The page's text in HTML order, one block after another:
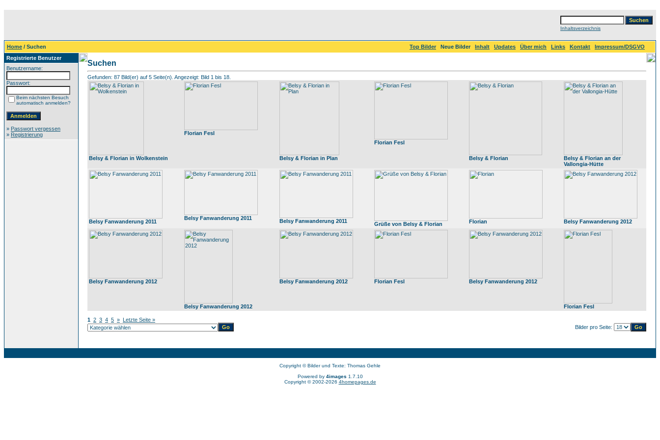
Inhaltsverzeichnis
Home / Suchen Top Bilder Neue Bilder Inhalt Updates Über mich Links Kontakt
Impressum/DSGVO
Registrierte Benutzer
Benutzername:
Passwort:
Beim nächsten Besuch
automatisch anmelden?
» Passwort vergessen
» Registrierung
Suchen
Gefunden: 87 Bild(er) auf 5 Seite(n). Angezeigt: Bild 1 bis 18.
Belsy & Florian in Wolkenstein
Florian Fesl
Belsy & Florian in Plan
Florian Fesl
Belsy & Florian
Belsy & Florian an der
Vallongia-Hütte
Belsy Fanwanderung 2011
Belsy Fanwanderung 2011 Belsy Fanwanderung 2011 Grüße von Belsy & Florian Florian Belsy Fanwanderung 2012
Belsy Fanwanderung 2012
Belsy Fanwanderung 2012
Belsy Fanwanderung 2012 Florian Fesl Belsy Fanwanderung 2012
Florian Fesl
1 2 3 4 5 » Letzte Seite »
Bilder pro Seite:
Copyright © Bilder und Texte: Thomas Gehle
Powered by 4images 1.7.10
Copyright © 2002-2026 4homepages.de